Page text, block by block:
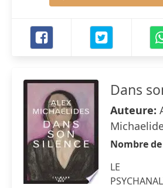
Dans
Auteure:
Nombre
LE